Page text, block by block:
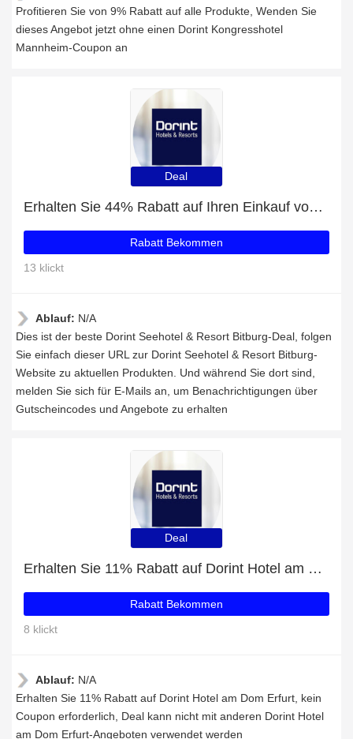
Profitieren Sie von 9% Rabatt auf alle Produkte, Wenden Sie
dieses Angebot jetzt ohne einen Dorint Kongresshotel
Mannheim-Coupon an
Deal
Erhalten Sie 44% Rabatt auf Ihren Einkauf von Dorint Seehotel & Resort Bitburg
Rabatt Bekommen
13 klickt
Ablauf: N/A
Dies ist der beste Dorint Seehotel & Resort Bitburg-Deal, folgen
Sie einfach dieser URL zur Dorint Seehotel & Resort Bitburg-
Website zu aktuellen Produkten. Und während Sie dort sind,
melden Sie sich für E-Mails an, um Benachrichtigungen über
Gutscheincodes und Angebote zu erhalten
Deal
Erhalten Sie 11% Rabatt auf Dorint Hotel am Dom Erfurt
Rabatt Bekommen
8 klickt
Ablauf: N/A
Erhalten Sie 11% Rabatt auf Dorint Hotel am Dom Erfurt, kein
Coupon erforderlich, Deal kann nicht mit anderen Dorint Hotel
am Dom Erfurt-Angeboten verwendet werden